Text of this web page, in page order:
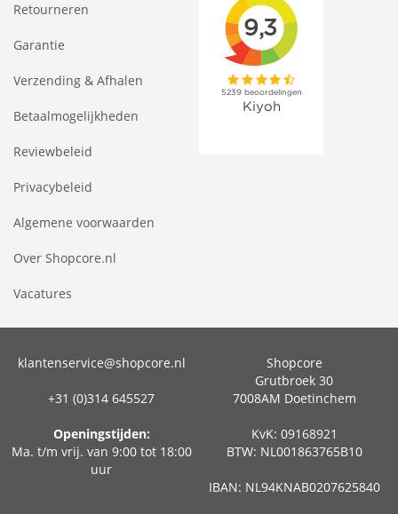
Retourneren
Garantie
Verzending & Afhalen
Betaalmogelijkheden
Reviewbeleid
Privacybeleid
Algemene voorwaarden
Over Shopcore.nl
Vacatures
klantenservice@shopcore.nl
+31 (0)314 645527
Openingstijden:
Ma. t/m vrij. van 9:00 tot 18:00
uur
Shopcore
Grutbroek 30
7008AM Doetinchem
KvK: 09168921
BTW: NL001863765B10
IBAN: NL94KNAB0207625840